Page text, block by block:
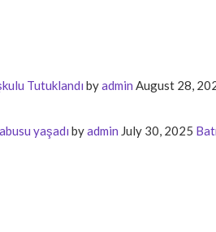
Tutuklandı byadmin August 28,
yaşadı byadmin July 30, 2025